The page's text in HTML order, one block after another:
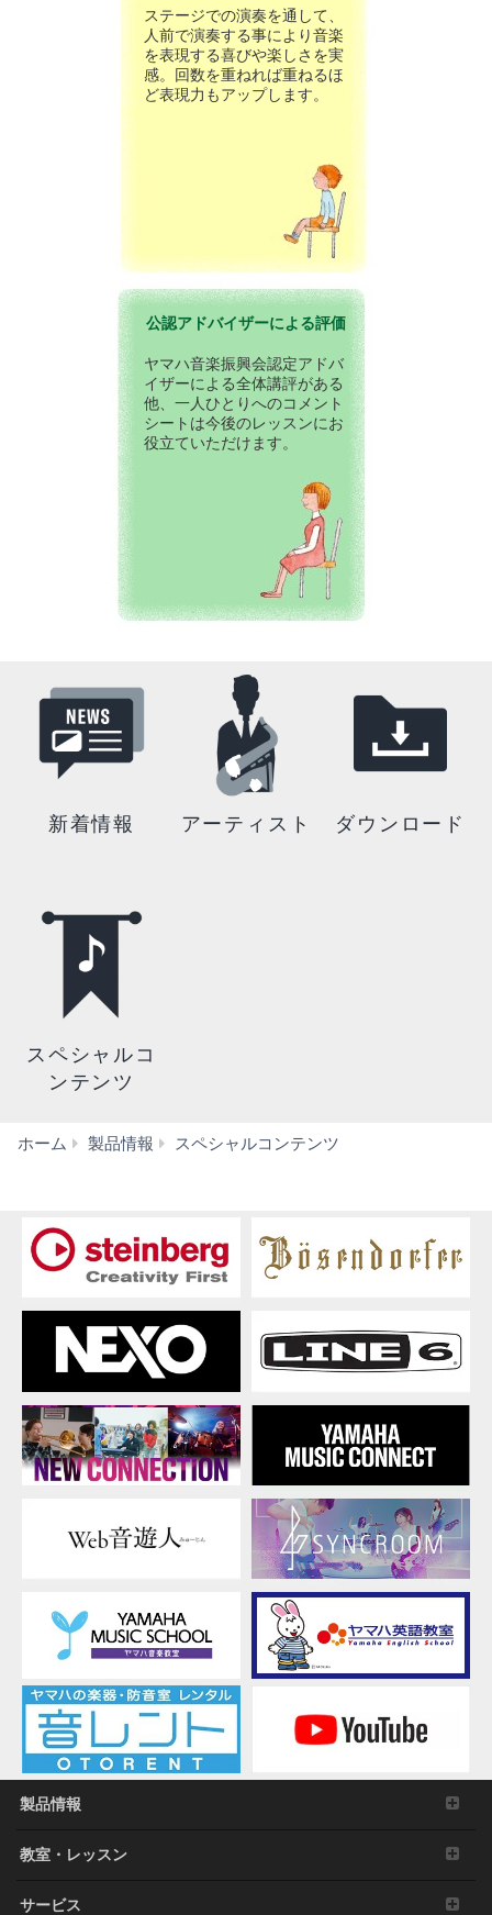
ステージでの演奏を通して、
人前で演奏する事により音楽
を表現する喜びや楽しさを実
感。回数を重ねれば重ねるほ
ど表現力もアップします。
公認アドバイザーによる評価
ヤマハ音楽振興会認定アドバ
イザーによる全体講評がある
他、一人ひとりへのコメント
シートは今後のレッスンにお
役立ていただけます。
新着情報 アーティスト ダウンロード
スペシャルコ
ンテンツ
ホーム 製品情報 スペシャルコンテンツ
ノ
サ
ー
ト
ー
ド
製品情報
教室・レッスン
サービス